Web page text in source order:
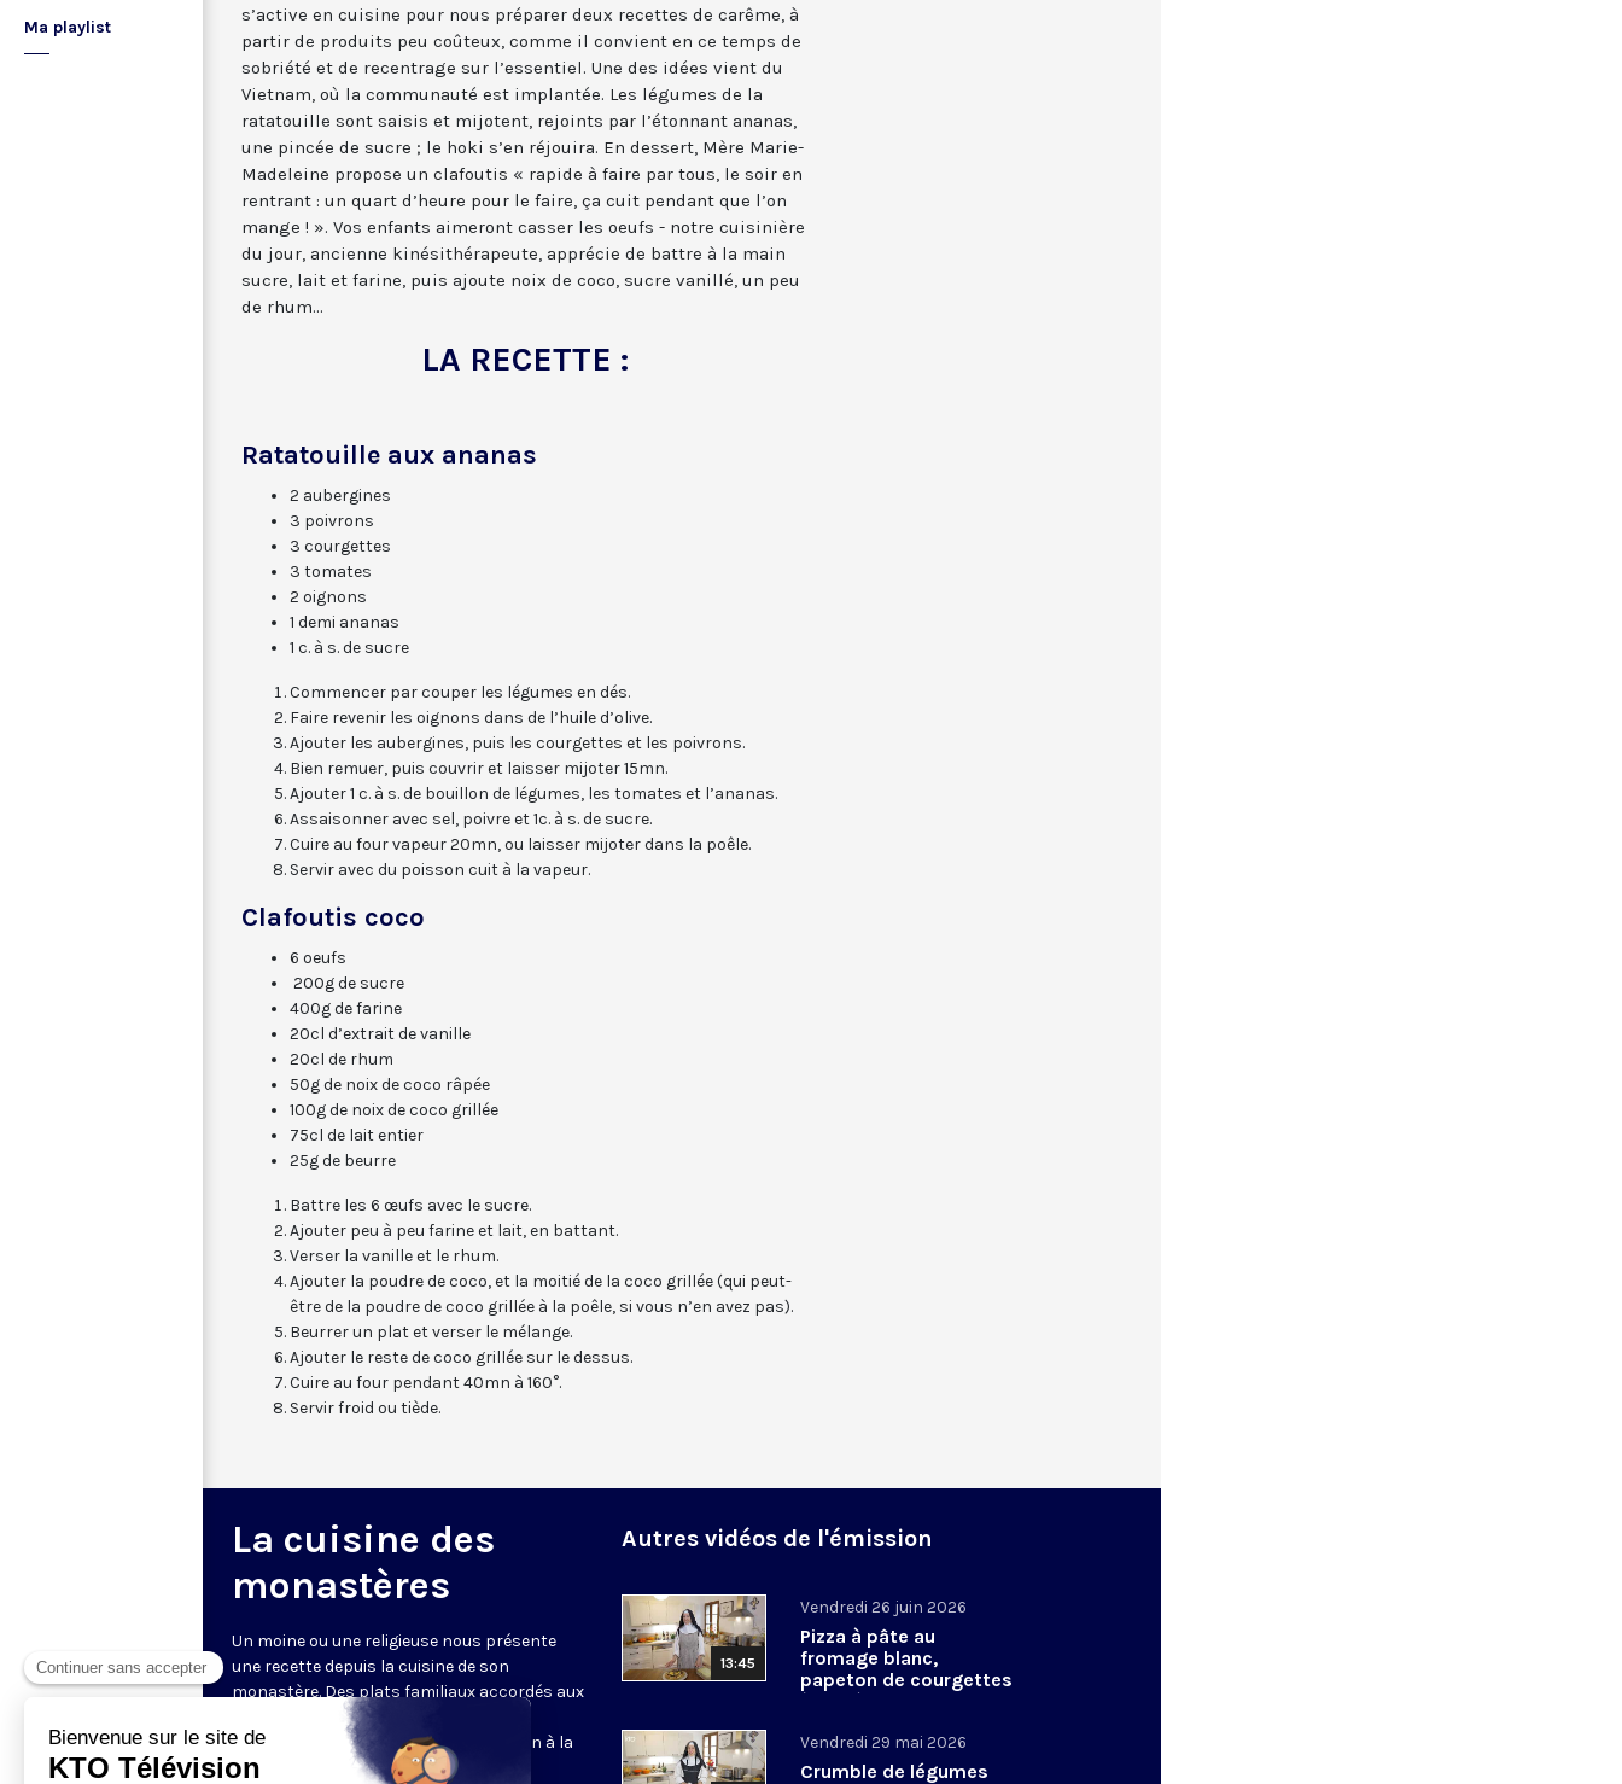
Ma playlist
s’active en cuisine pour nous préparer deux recettes de carême, à
partir de produits peu coûteux, comme il convient en ce temps de
sobriété et de recentrage sur l’essentiel. Une des idées vient du
Vietnam, où la communauté est implantée. Les légumes de la
ratatouille sont saisis et mijotent, rejoints par l’étonnant ananas,
une pincée de sucre ; le hoki s’en réjouira. En dessert, Mère Marie-
Madeleine propose un clafoutis « rapide à faire par tous, le soir en
rentrant : un quart d’heure pour le faire, ça cuit pendant que l’on
mange ! ». Vos enfants aimeront casser les oeufs - notre cuisinière
du jour, ancienne kinésithérapeute, apprécie de battre à la main
sucre, lait et farine, puis ajoute noix de coco, sucre vanillé, un peu
de rhum...
LA RECETTE :
Ratatouille aux ananas
2 aubergines
3 poivrons
3 courgettes
3 tomates
2 oignons
1 demi ananas
1 c. à s. de sucre
Commencer par couper les légumes en dés.
Faire revenir les oignons dans de l’huile d’olive.
Ajouter les aubergines, puis les courgettes et les poivrons.
Bien remuer, puis couvrir et laisser mijoter 15mn.
Ajouter 1 c. à s. de bouillon de légumes, les tomates et l’ananas.
Assaisonner avec sel, poivre et 1c. à s. de sucre.
Cuire au four vapeur 20mn, ou laisser mijoter dans la poêle.
Servir avec du poisson cuit à la vapeur.
Clafoutis coco
6 oeufs
200g de sucre
400g de farine
20cl d’extrait de vanille
20cl de rhum
50g de noix de coco râpée
100g de noix de coco grillée
75cl de lait entier
25g de beurre
Battre les 6 œufs avec le sucre.
Ajouter peu à peu farine et lait, en battant.
Verser la vanille et le rhum.
Ajouter la poudre de coco, et la moitié de la coco grillée (qui peut-
être de la poudre de coco grillée à la poêle, si vous n’en avez pas).
Beurrer un plat et verser le mélange.
Ajouter le reste de coco grillée sur le dessus.
Cuire au four pendant 40mn à 160°.
Servir froid ou tiède.
La cuisine des
monastères
Un moine ou une religieuse nous présente
une recette depuis la cuisine de son
monastère. Des plats familiaux accordés aux
saisons et même au temps liturgique.
L’occasion de parler aussi de la relation à la
nourriture, et du sens donné à sa
Autres vidéos de l'émission
13:45
Vendredi 26 juin 2026
Pizza à pâte au
fromage blanc,
papeton de courgettes
à la crème
Vendredi 29 mai 2026
Crumble de légumes